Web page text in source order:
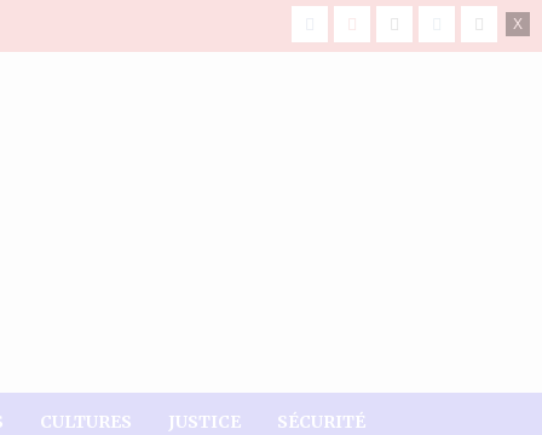
facebookYoutube
X Instagram
Tiktok
CULTURES JUSTICE SÉCURITÉ